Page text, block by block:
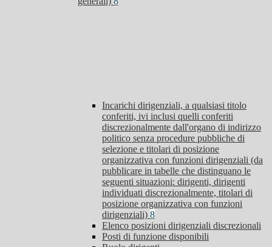
Incarichi dirigenziali, a qualsiasi titolo
conferiti, ivi inclusi quelli conferiti
discrezionalmente dall'organo di indirizzo
politico senza procedure pubbliche di
selezione e titolari di posizione
organizzativa con funzioni dirigenziali (da
pubblicare in tabelle che distinguano le
seguenti situazioni: dirigenti, dirigenti
individuati discrezionalmente, titolari di
posizione organizzativa con funzioni
dirigenziali) 8
Elenco posizioni dirigenziali discrezionali
Posti di funzione disponibili